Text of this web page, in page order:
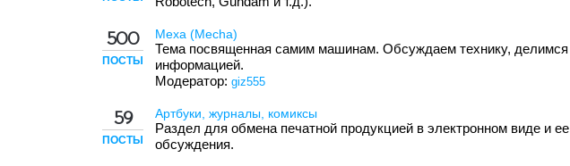
500
ПОСТЫ
Меха (Mecha)
Тема посвященная самим машинам. Обсуждаем технику, делимся
информацией.
Модератор: giz555
59
ПОСТЫ
Артбуки, журналы, комиксы
Раздел для обмена печатной продукцией в электронном виде и ее
обсуждения.